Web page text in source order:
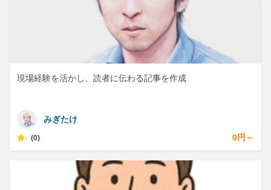
現場経験を活かし、読者に伝わる記事を作成
みぎたけ
- (0) 0円～